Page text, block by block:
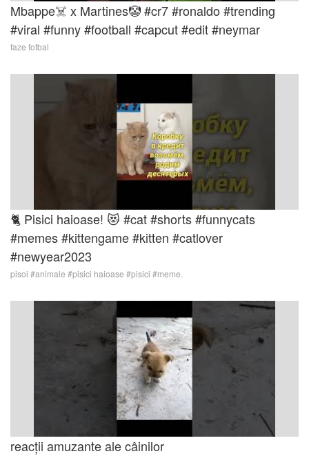
Mbappe☠️ x Martines🤡 #cr7 #ronaldo #trending
#viral #funny #football #capcut #edit #neymar
faze fotbal
🐈 Pisici haioase! 😻 #cat #shorts #funnycats
#memes #kittengame #kitten #catlover
#newyear2023
pisoi #animale #pisici haioase #pisici #meme.
reacții amuzante ale câinilor